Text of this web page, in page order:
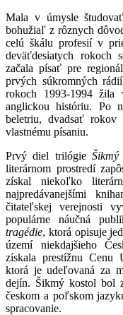
Mala v úmysle
bohužiaľ z rôznych
celú škálu profesií v
deväťdesiatych rokoch
začala písať pre
prvých súkromných
rokoch 1993-1994 žila
anglickou históriu. Po
beletriu, dvadsať
vlastnému písaniu.
Prvý diel trilógie Šikmý
literárnom prostredí
získal niekoľko
najpredávanejšími
čitateľskej verejnosti
populárne náučná
tragédie, ktorá opisuje
území niekdajšieho
získala prestížnu Cenu
ktorá je udeľovaná za
dejín. Šikmý kostol bol
českom a poľskom
spracovanie.